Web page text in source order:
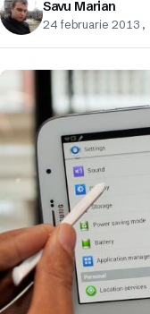
Savu Marian
24 februarie